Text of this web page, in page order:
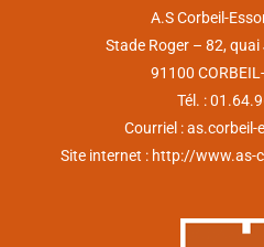
o
k
A.S Corbeil-
Stade Roger – 82,
91100
Tél. :
Courriel :as.corbeil-
Site internet : http://www.as-